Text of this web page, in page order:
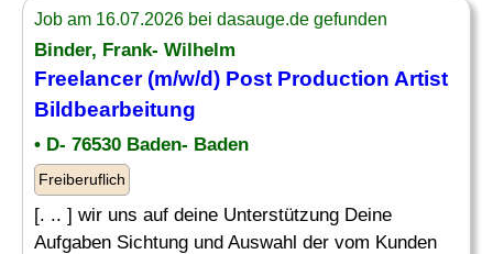
Job am 16.07.2026 bei dasauge.de gefunden
Binder, Frank- Wilhelm
Freelancer (m/w/d) Post Production Artist
Bildbearbeitung
• D- 76530 Baden- Baden
Freiberuflich
[. .. ] wir uns auf deine Unterstützung Deine
Aufgaben Sichtung und Auswahl der vom Kunden